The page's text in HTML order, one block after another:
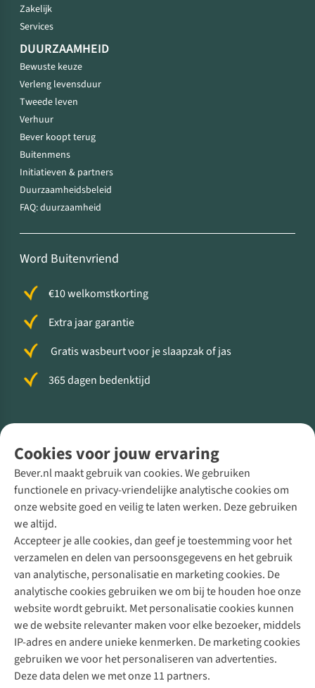
Cookies voor jouw ervaring
Bever.nl maakt gebruik van cookies. We gebruiken
functionele en privacy-vriendelijke analytische cookies om
onze website goed en veilig te laten werken. Deze gebruiken
we altijd.
Accepteer je alle cookies, dan geef je toestemming voor het
verzamelen en delen van persoonsgegevens en het gebruik
van analytische, personalisatie en marketing cookies. De
analytische cookies gebruiken we om bij te houden hoe onze
website wordt gebruikt. Met personalisatie cookies kunnen
we de website relevanter maken voor elke bezoeker, middels
IP-adres en andere unieke kenmerken. De marketing cookies
gebruiken we voor het personaliseren van advertenties.
Deze data delen we met onze 11 partners.
Zakelijk
Services
DUURZAAMHEID
Bewuste keuze
Verleng levensduur
Tweede leven
Verhuur
Bever koopt terug
Buitenmens
Initiatieven & partners
Duurzaamheidsbeleid
FAQ: duurzaamheid
Word Buitenvriend
€10 welkomstkorting
Extra jaar garantie
Gratis wasbeurt voor je slaapzak of jas
365 dagen bedenktijd
Direct advies van een Buitenexpert
+31 (0)85 888 50 88
+31 6 12 28 49 80
Contactformulier